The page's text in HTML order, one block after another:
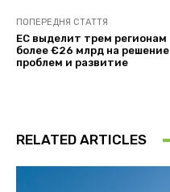
ПОПЕРЕДНЯ СТАТТЯ
ЕС выделит трем регионам
более €26 млрд на решение
проблем и развитие
RELATED ARTICLES